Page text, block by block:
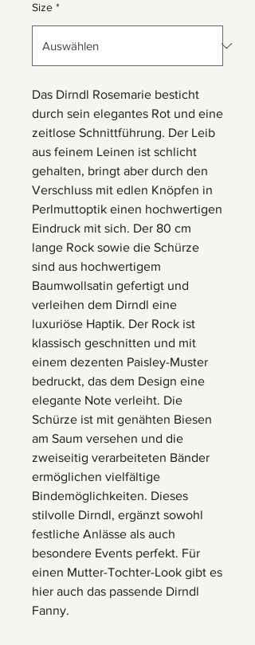
Size *
Das Dirndl Rosemarie besticht
durch sein elegantes Rot und eine
zeitlose Schnittführung. Der Leib
aus feinem Leinen ist schlicht
gehalten, bringt aber durch den
Verschluss mit edlen Knöpfen in
Perlmuttoptik einen hochwertigen
Eindruck mit sich. Der 80 cm
lange Rock sowie die Schürze
sind aus hochwertigem
Baumwollsatin gefertigt und
verleihen dem Dirndl eine
luxuriöse Haptik. Der Rock ist
klassisch geschnitten und mit
einem dezenten Paisley-Muster
bedruckt, das dem Design eine
elegante Note verleiht. Die
Schürze ist mit genähten Biesen
am Saum versehen und die
zweiseitig verarbeiteten Bänder
ermöglichen vielfältige
Bindemöglichkeiten. Dieses
stilvolle Dirndl, ergänzt sowohl
festliche Anlässe als auch
besondere Events perfekt. Für
einen Mutter-Tochter-Look gibt es
hier auch das passende Dirndl
Fanny.